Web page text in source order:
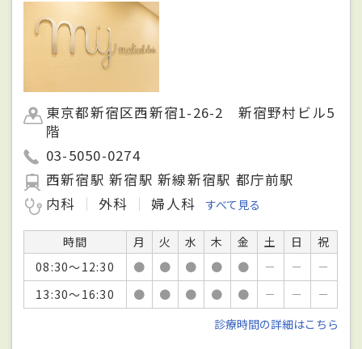
東京都新宿区西新宿1-26-2 新宿野村ビル5
階
03-5050-0274
西新宿駅 新宿駅 新線新宿駅 都庁前駅
内科
外科 婦人科 すべて見る
時間 月 火 水 木 金 土 日
祝
08:30～12:30
● ● ● ● ● － －
－
13:30～16:30
● ● ● ● ● － －
－
診療時間の詳細はこちら